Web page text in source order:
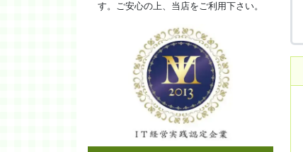
す。ご安心の上、当店をご利用下さい。